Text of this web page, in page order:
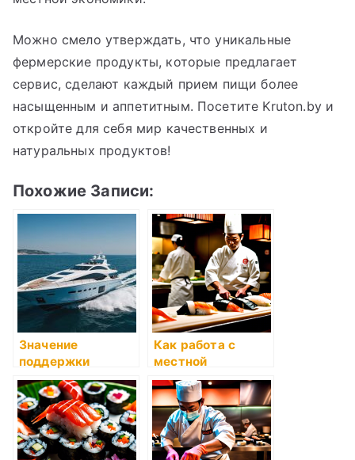
Можно смело утверждать, что уникальные
фермерские продукты, которые предлагает
сервис, сделают каждый прием пищи более
насыщенным и аппетитным. Посетите Kruton.by и
откройте для себя мир качественных и
натуральных продуктов!
Похожие Записи:
Значение
поддержки
местных
производителей
продуктов
Как работа с
местной
продукцией
помогает в
кулинарии